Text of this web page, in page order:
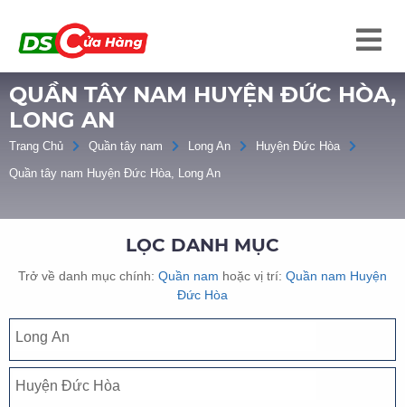
QUẦN TÂY NAM HUYỆN ĐỨC HÒA,
LONG AN
Trang Chủ Quần tây nam Long An
Huyện Đức Hòa
Quần tây nam Huyện Đức Hòa, Long An
LỌC DANH MỤC
Trở về danh mục chính: Quần nam hoặc vị trí: Quần nam Huyện
Đức Hòa